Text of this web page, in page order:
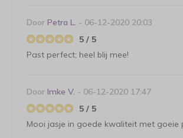
Door Petra L. - 06-12-2020 20:03
5 / 5
Past perfect; heel blij mee!
Door Imke V. - 06-12-2020 17:47
5 / 5
Mooi jasje in goede kwaliteit met goeie